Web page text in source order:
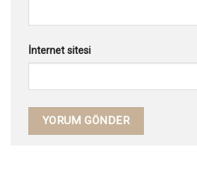
İnternet sitesi